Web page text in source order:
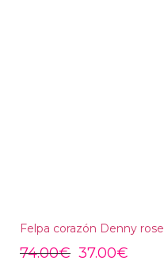
Felpa corazón Denny rose
74.00€ 37.00€